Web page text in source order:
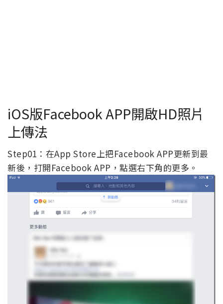
iOS版Facebook APP開啟HD照片
上傳法
Step01：在App Store上把Facebook APP更新到最
新後，打開Facebook APP，點選右下角的更多。